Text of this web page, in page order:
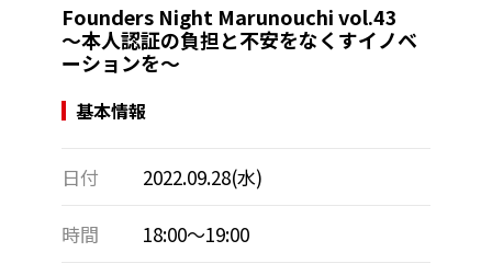
Founders Night Marunouchi vol.43
～本人認証の負担と不安をなくすイノベ
ーションを～
基本情報
日付 2022.09.28(水)
時間 18:00～19:00